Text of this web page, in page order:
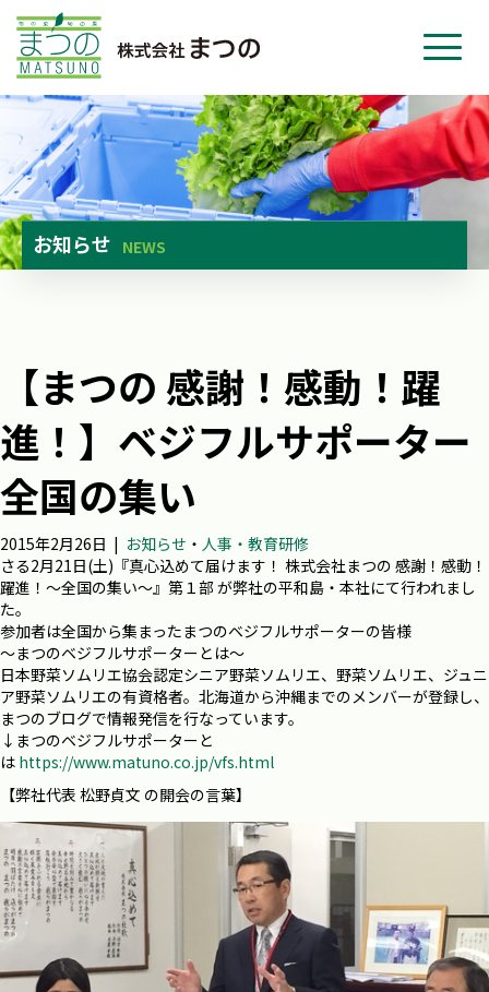
お知らせ NEWS
【まつの 感謝！感動！躍
進！】ベジフルサポーター
全国の集い
2015年2月26日 | お知らせ ・ 人事・教育研修
さる2月21日(土)『真心込めて届けます！ 株式会社まつの 感謝！感動！
躍進！〜全国の集い〜』第１部 が弊社の平和島・本社にて行われまし
た。
参加者は全国から集まったまつのベジフルサポーターの皆様
〜まつのベジフルサポーターとは〜
日本野菜ソムリエ協会認定シニア野菜ソムリエ、野菜ソムリエ、ジュニ
ア野菜ソムリエの有資格者。北海道から沖縄までのメンバーが登録し、
まつのブログで情報発信を行なっています。
↓まつのベジフルサポーターと
は https://www.matuno.co.jp/vfs.html
【弊社代表 松野貞文 の開会の言葉】
ホーム
事業紹介
会社紹介
お問い合わせ